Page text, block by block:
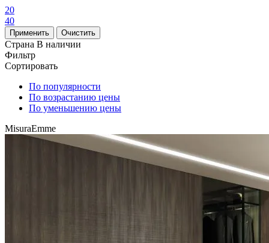
20
40
Страна В наличии
Фильтр
Сортировать
По популярности
По возрастанию цены
По уменьшению цены
MisuraEmme